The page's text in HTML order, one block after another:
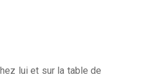
lui et sur la table de